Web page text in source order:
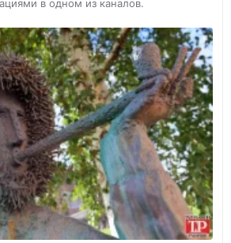
в одном из каналов.